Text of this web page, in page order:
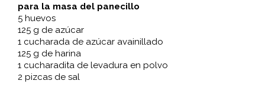
para la masa del panecillo
5 huevos
125 g de azúcar
1 cucharada de azúcar avainillado
125 g de harina
1 cucharadita de levadura en polvo
2 pizcas de sal